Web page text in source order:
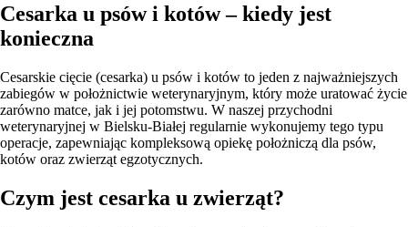
Cesarka u psów i kotów – kiedy jest
konieczna
Cesarskie cięcie (cesarka) u psów i kotów to jeden z najważniejszych
zabiegów w położnictwie weterynaryjnym, który może uratować życie
zarówno matce, jak i jej potomstwu. W naszej przychodni
weterynaryjnej w Bielsku-Białej regularnie wykonujemy tego typu
operacje, zapewniając kompleksową opiekę położniczą dla psów,
kotów oraz zwierząt egzotycznych.
Czym jest cesarka u zwierząt?